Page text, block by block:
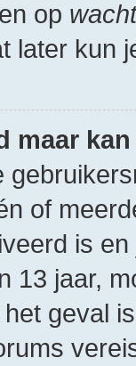
op
later kun
maar
of
is
13 jaar,
geval